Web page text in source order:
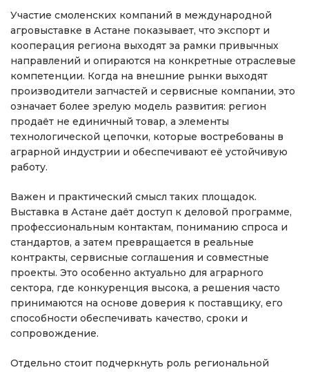
Участие смоленских компаний в международной
агровыставке в Астане показывает, что экспорт и
кооперация региона выходят за рамки привычных
направлений и опираются на конкретные отраслевые
компетенции. Когда на внешние рынки выходят
производители запчастей и сервисные компании, это
означает более зрелую модель развития: регион
продаёт не единичный товар, а элементы
технологической цепочки, которые востребованы в
аграрной индустрии и обеспечивают её устойчивую
работу.
Важен и практический смысл таких площадок.
Выставка в Астане даёт доступ к деловой программе,
профессиональным контактам, пониманию спроса и
стандартов, а затем превращается в реальные
контракты, сервисные соглашения и совместные
проекты. Это особенно актуально для аграрного
сектора, где конкуренция высока, а решения часто
принимаются на основе доверия к поставщику, его
способности обеспечивать качество, сроки и
сопровождение.
Отдельно стоит подчеркнуть роль региональной